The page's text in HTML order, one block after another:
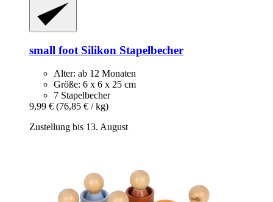
small foot Silikon Stapelbecher
Alter: ab 12 Monaten
Größe: 6 x 6 x 25 cm
7 Stapelbecher
9,99 € (76,85 € / kg)
Zustellung bis 13. August